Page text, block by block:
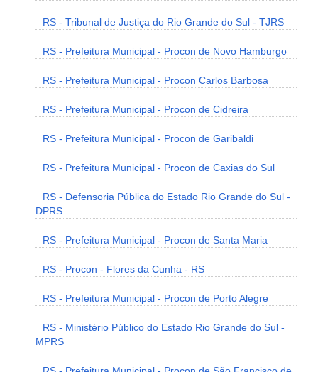
RS - Tribunal de Justiça do Rio Grande do Sul - TJRS
RS - Prefeitura Municipal - Procon de Novo Hamburgo
RS - Prefeitura Municipal - Procon Carlos Barbosa
RS - Prefeitura Municipal - Procon de Cidreira
RS - Prefeitura Municipal - Procon de Garibaldi
RS - Prefeitura Municipal - Procon de Caxias do Sul
RS - Defensoria Pública do Estado Rio Grande do Sul -
DPRS
RS - Prefeitura Municipal - Procon de Santa Maria
RS - Procon - Flores da Cunha - RS
RS - Prefeitura Municipal - Procon de Porto Alegre
RS - Ministério Público do Estado Rio Grande do Sul -
MPRS